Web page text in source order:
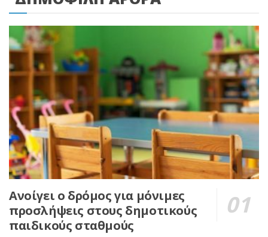
Ανοίγει ο δρόμος για μόνιμες
προσλήψεις στους δημοτικούς
παιδικούς σταθμούς